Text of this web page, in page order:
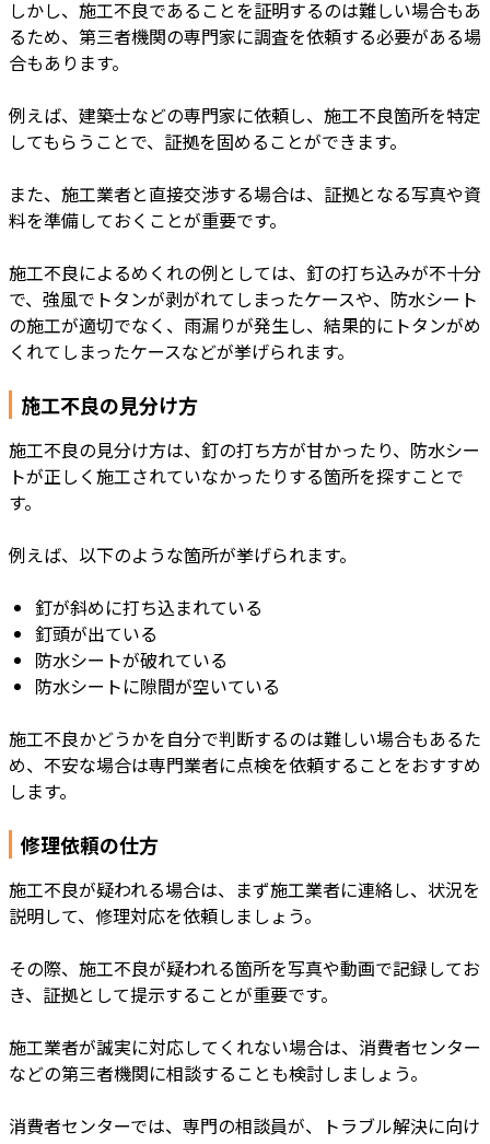
しかし、施工不良であることを証明するのは難しい場合もあ
るため、第三者機関の専門家に調査を依頼する必要がある場
合もあります。
例えば、建築士などの専門家に依頼し、施工不良箇所を特定
してもらうことで、証拠を固めることができます。
また、施工業者と直接交渉する場合は、証拠となる写真や資
料を準備しておくことが重要です。
施工不良によるめくれの例としては、釘の打ち込みが不十分
で、強風でトタンが剥がれてしまったケースや、防水シート
の施工が適切でなく、雨漏りが発生し、結果的にトタンがめ
くれてしまったケースなどが挙げられます。
施工不良の見分け方
施工不良の見分け方は、釘の打ち方が甘かったり、防水シー
トが正しく施工されていなかったりする箇所を探すことで
す。
例えば、以下のような箇所が挙げられます。
釘が斜めに打ち込まれている
釘頭が出ている
防水シートが破れている
防水シートに隙間が空いている
施工不良かどうかを自分で判断するのは難しい場合もあるた
め、不安な場合は専門業者に点検を依頼することをおすすめ
します。
修理依頼の仕方
施工不良が疑われる場合は、まず施工業者に連絡し、状況を
説明して、修理対応を依頼しましょう。
その際、施工不良が疑われる箇所を写真や動画で記録してお
き、証拠として提示することが重要です。
施工業者が誠実に対応してくれない場合は、消費者センター
などの第三者機関に相談することも検討しましょう。
消費者センターでは、専門の相談員が、トラブル解決に向け